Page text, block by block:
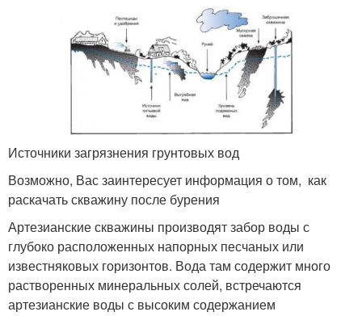
Источники загрязнения грунтовых вод
Возможно, Вас заинтересует информация о том, как
раскачать скважину после бурения
Артезианские скважины производят забор воды с
глубоко расположенных напорных песчаных или
известняковых горизонтов. Вода там содержит много
растворенных минеральных солей, встречаются
артезианские воды с высоким содержанием